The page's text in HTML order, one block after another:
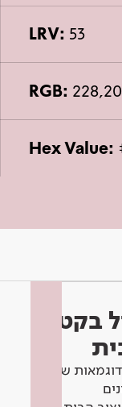
LRV: 53
RGB:
Hex Value:
בקטן -
שלנו